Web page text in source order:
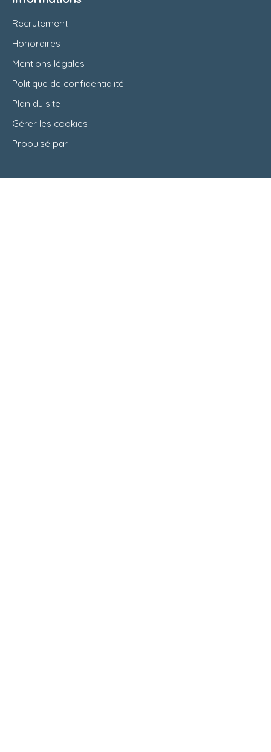
Recrutement
Honoraires
Mentions légales
Politique de confidentialité
Plan du site
Gérer les cookies
Propulsé par